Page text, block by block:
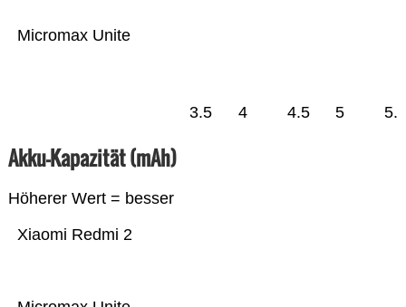
Micromax Unite
3.5 4 4.5 5 5.5
Akku-Kapazität (mAh)
Höherer Wert = besser
Xiaomi Redmi 2